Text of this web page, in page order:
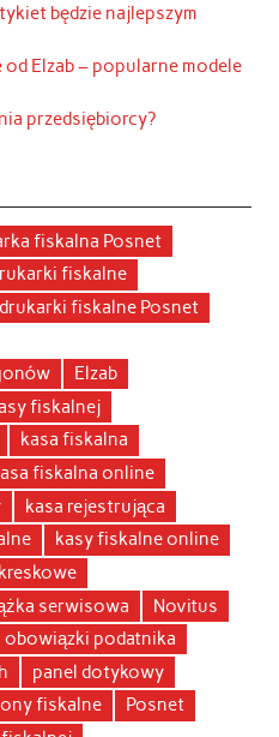
będzie najlepszym
Elzab – popularne modele
przedsiębiorcy?
fiskalna Posnet
fiskalne
drukarki fiskalne Posnet
Elzab
fiskalnej
kasa fiskalna
fiskalna online
kasa rejestrująca
kasy fiskalne online
serwisowa
Novitus
obowiązki podatnika
panel dotykowy
fiskalne
Posnet